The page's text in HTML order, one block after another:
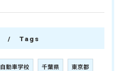
Tags
自動車学校 千葉県 東京都